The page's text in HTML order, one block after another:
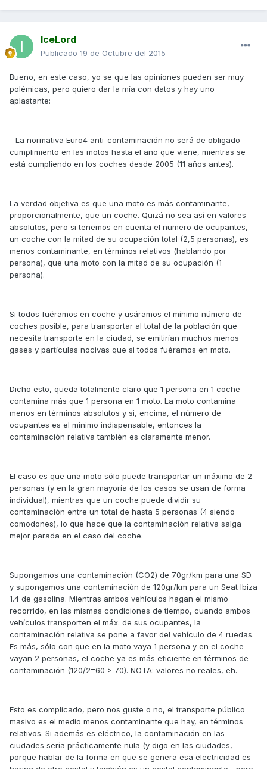
IceLord
Publicado 19 de Octubre del 2015
Bueno, en este caso, yo se que las opiniones pueden ser muy
polémicas, pero quiero dar la mía con datos y hay uno
aplastante:
- La normativa Euro4 anti-contaminación no será de obligado
cumplimiento en las motos hasta el año que viene, mientras se
está cumpliendo en los coches desde 2005 (11 años antes).
La verdad objetiva es que una moto es más contaminante,
proporcionalmente, que un coche. Quizá no sea así en valores
absolutos, pero si tenemos en cuenta el numero de ocupantes,
un coche con la mitad de su ocupación total (2,5 personas), es
menos contaminante, en términos relativos (hablando por
persona), que una moto con la mitad de su ocupación (1
persona).
Si todos fuéramos en coche y usáramos el mínimo número de
coches posible, para transportar al total de la población que
necesita transporte en la ciudad, se emitirían muchos menos
gases y partículas nocivas que si todos fuéramos en moto.
Dicho esto, queda totalmente claro que 1 persona en 1 coche
contamina más que 1 persona en 1 moto. La moto contamina
menos en términos absolutos y si, encima, el número de
ocupantes es el mínimo indispensable, entonces la
contaminación relativa también es claramente menor.
El caso es que una moto sólo puede transportar un máximo de 2
personas (y en la gran mayoría de los casos se usan de forma
individual), mientras que un coche puede dividir su
contaminación entre un total de hasta 5 personas (4 siendo
comodones), lo que hace que la contaminación relativa salga
mejor parada en el caso del coche.
Supongamos una contaminación (CO2) de 70gr/km para una SD
y supongamos una contaminación de 120gr/km para un Seat Ibiza
1.4 de gasolina. Mientras ambos vehículos hagan el mismo
recorrido, en las mismas condiciones de tiempo, cuando ambos
vehículos transporten el máx. de sus ocupantes, la
contaminación relativa se pone a favor del vehículo de 4 ruedas.
Es más, sólo con que en la moto vaya 1 persona y en el coche
vayan 2 personas, el coche ya es más eficiente en términos de
contaminación (120/2=60 > 70). NOTA: valores no reales, eh.
Esto es complicado, pero nos guste o no, el transporte público
masivo es el medio menos contaminante que hay, en términos
relativos. Si además es eléctrico, la contaminación en las
ciudades sería prácticamente nula (y digo en las ciudades,
porque hablar de la forma en que se genera esa electricidad es